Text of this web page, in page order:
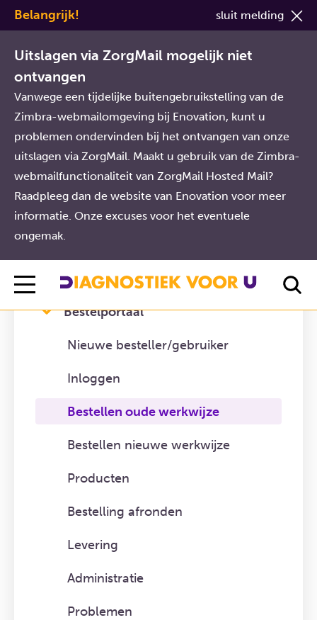
Belangrijk! sluit melding
Uitslagen via ZorgMail mogelijk niet
ontvangen
Vanwege een tijdelijke buitengebruikstelling van de
Zimbra-webmailomgeving bij Enovation, kunt u
problemen ondervinden bij het ontvangen van onze
uitslagen via ZorgMail. Maakt u gebruik van de Zimbra-
webmailfunctionaliteit van ZorgMail Hosted Mail?
Raadpleeg dan de website van Enovation voor meer
informatie. Onze excuses voor het eventuele
ongemak.
Diagnostiek Voor U
Bestellen oude
werkwijze
Veelgestelde vragen
Algemeen
Bestelportaal
Nieuwe besteller/gebruiker
Inloggen
Bestellen oude werkwijze
Bestellen nieuwe werkwijze
Producten
Bestelling afronden
Levering
Administratie
Problemen